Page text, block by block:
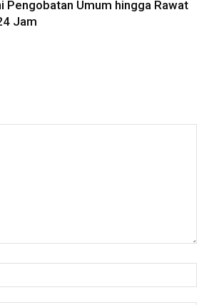
Pengobatan Umum hingga Rawat
Jam